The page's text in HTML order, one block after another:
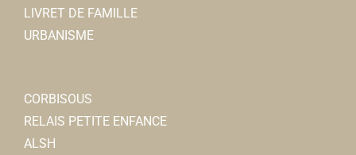
LIVRET DE FAMILLE
URBANISME
CORBISOUS
RELAIS PETITE ENFANCE
ALSH